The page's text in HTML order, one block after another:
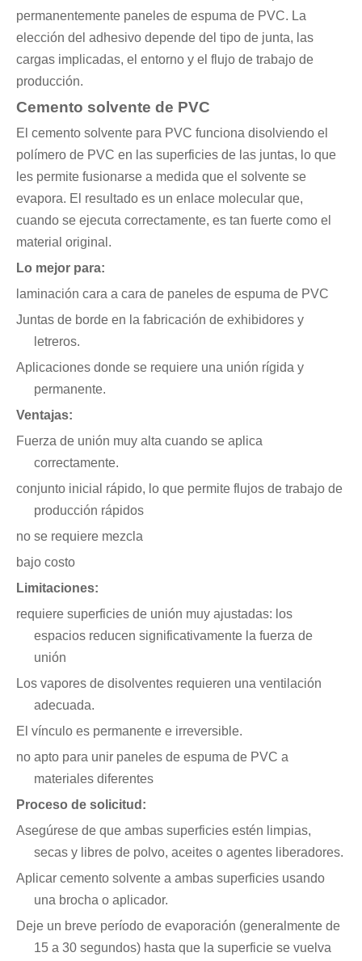
permanentemente paneles de espuma de PVC. La
elección del adhesivo depende del tipo de junta, las
cargas implicadas, el entorno y el flujo de trabajo de
producción.
Cemento solvente de PVC
El cemento solvente para PVC funciona disolviendo el
polímero de PVC en las superficies de las juntas, lo que
les permite fusionarse a medida que el solvente se
evapora. El resultado es un enlace molecular que,
cuando se ejecuta correctamente, es tan fuerte como el
material original.
Lo mejor para:
laminación cara a cara de paneles de espuma de PVC
Juntas de borde en la fabricación de exhibidores y
letreros.
Aplicaciones donde se requiere una unión rígida y
permanente.
Ventajas:
Fuerza de unión muy alta cuando se aplica
correctamente.
conjunto inicial rápido, lo que permite flujos de trabajo de
producción rápidos
no se requiere mezcla
bajo costo
Limitaciones:
requiere superficies de unión muy ajustadas: los
espacios reducen significativamente la fuerza de
unión
Los vapores de disolventes requieren una ventilación
adecuada.
El vínculo es permanente e irreversible.
no apto para unir paneles de espuma de PVC a
materiales diferentes
Proceso de solicitud:
Asegúrese de que ambas superficies estén limpias,
secas y libres de polvo, aceites o agentes liberadores.
Aplicar cemento solvente a ambas superficies usando
una brocha o aplicador.
Deje un breve período de evaporación (generalmente de
15 a 30 segundos) hasta que la superficie se vuelva